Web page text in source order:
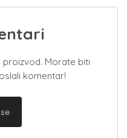
Morate biti
komentar!